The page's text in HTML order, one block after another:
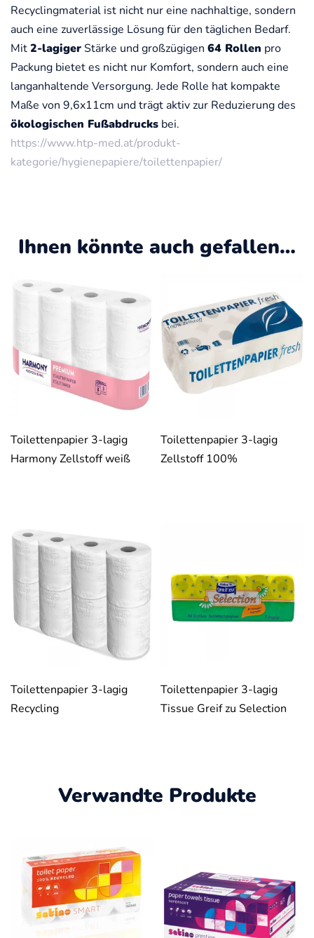
Recyclingmaterial ist nicht nur eine nachhaltige, sondern
auch eine zuverlässige Lösung für den täglichen Bedarf.
Mit2-lagigerStärke und großzügigen 64 Rollen pro
Packung bietet es nicht nur Komfort, sondern auch eine
langanhaltende Versorgung. Jede Rolle hat kompakte
Maße von 9,6x11cm und trägt aktiv zur Reduzierung des
ökologischen Fußabdrucks bei.
https://www.htp-med.at/produkt-
kategorie/hygienepapiere/toilettenpapier/
Ihnen könnte auch gefallen…
Toilettenpapier 3-lagig
Harmony Zellstoff weiß
Toilettenpapier 3-lagig
Zellstoff 100%
Toilettenpapier 3-lagig
Recycling
Toilettenpapier 3-lagig
Tissue Greif zu Selection
Verwandte Produkte